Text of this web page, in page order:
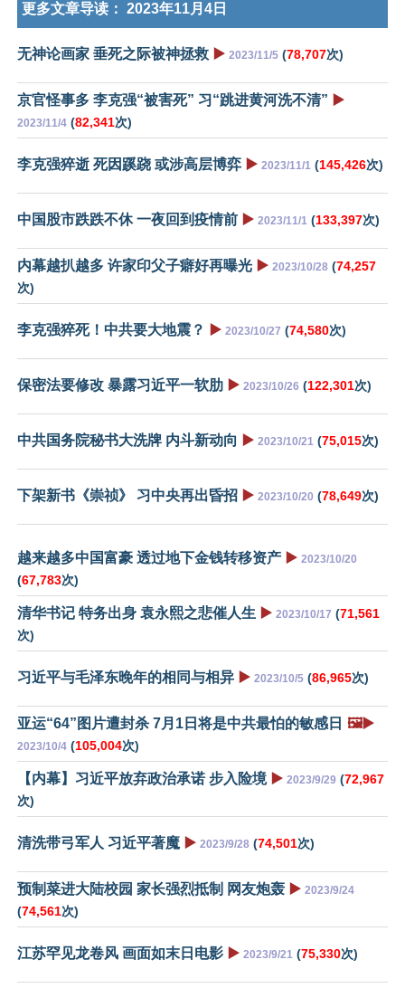
更多文章导读： 2023年11月4日
无神论画家 垂死之际被神拯救 ▶️ 2023/11/5 (78,707次)
京官怪事多 李克强“被害死” 习“跳进黄河洗不清” ▶️
2023/11/4 (82,341次)
李克强猝逝 死因蹊跷 或涉高层博弈 ▶️ 2023/11/1 (145,426次)
中国股市跌跌不休 一夜回到疫情前 ▶️ 2023/11/1 (133,397次)
内幕越扒越多 许家印父子癖好再曝光 ▶️ 2023/10/28 (74,257
次)
李克强猝死！中共要大地震？ ▶️ 2023/10/27 (74,580次)
保密法要修改 暴露习近平一软肋 ▶️ 2023/10/26 (122,301次)
中共国务院秘书大洗牌 内斗新动向 ▶️ 2023/10/21 (75,015次)
下架新书《崇祯》 习中央再出昏招 ▶️ 2023/10/20 (78,649次)
越来越多中国富豪 透过地下金钱转移资产 ▶️ 2023/10/20
(67,783次)
清华书记 特务出身 袁永熙之悲催人生 ▶️ 2023/10/17 (71,561
次)
习近平与毛泽东晚年的相同与相异 ▶️ 2023/10/5 (86,965次)
亚运“64”图片遭封杀 7月1日将是中共最怕的敏感日 🖼️▶️
2023/10/4 (105,004次)
【内幕】习近平放弃政治承诺 步入险境 ▶️ 2023/9/29 (72,967
次)
清洗带弓军人 习近平著魔 ▶️ 2023/9/28 (74,501次)
预制菜进大陆校园 家长强烈抵制 网友炮轰 ▶️ 2023/9/24
(74,561次)
江苏罕见龙卷风 画面如末日电影 ▶️ 2023/9/21 (75,330次)